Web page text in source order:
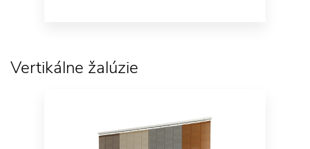
Vertikálne žalúzie